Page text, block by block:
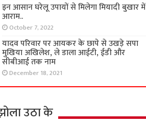
इन आसान घरेलू उपायों से मिलेगा मियादी बुखार में
आराम..
October 7, 2022
यादव परिवार पर आयकर के छापे से उखड़े सपा
मुखिया अखिलेश, ले डाला आईटी, ईडी और
सीबीआई तक नाम
December 18, 2021
उठा के